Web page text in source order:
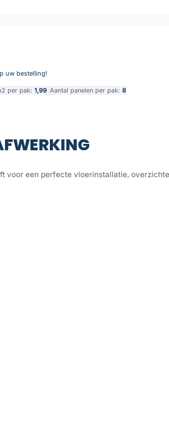
uw bestelling!
per pak: 1,99 Aantal panelen per pak: 8
voor een perfecte vloerinstallatie,